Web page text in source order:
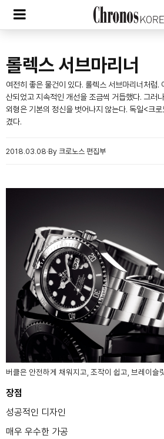
롤렉스 서브마리너
여전히 좋은 물건이 있다. 롤렉스 서브마리너처럼
산되었고 지속적인 개선을 조금씩 거듭했다. 그러
외형은 기본의 정신을 벗어나지 않는다. 독일<크
겼다.
2018.03.08 By 크로노스 편집부
버클은 안전하게 채워지고, 조작이 쉽고, 브레이슬
장점
성공적인 디자인
매우 우수한 가공